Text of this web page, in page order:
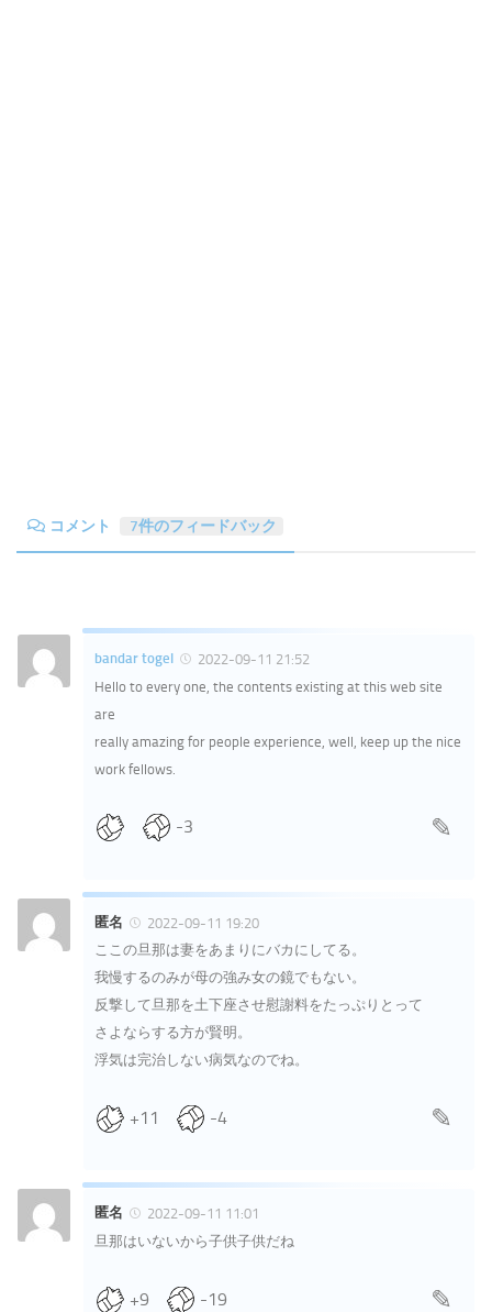
コメント 7件のフィードバック
bandar togel
2022-09-11 21:52
Hello to every one, the contents existing at this web site
are
really amazing for people experience, well, keep up the nice
work fellows.
-3
匿名
2022-09-11 19:20
ここの旦那は妻をあまりにバカにしてる。
我慢するのみが母の強み女の鏡でもない。
反撃して旦那を土下座させ慰謝料をたっぷりとって
さよならする方が賢明。
浮気は完治しない病気なのでね。
+11 -4
匿名
2022-09-11 11:01
旦那はいないから子供子供だね
+9 -19